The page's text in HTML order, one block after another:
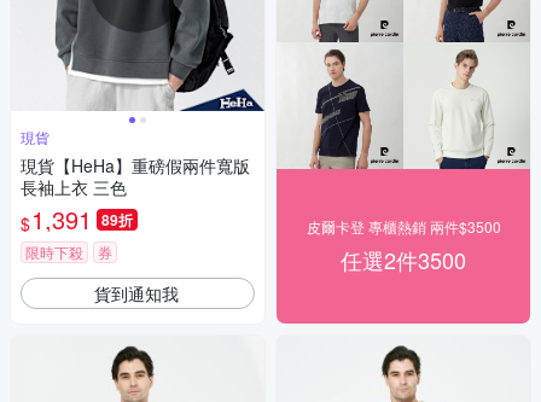
現貨
現貨【HeHa】重磅假兩件寬版
長袖上衣 三色
$1,391 89折
限時下殺 券
貨到通知我
皮爾卡登 專櫃熱銷 兩件$3500
任選2件3500